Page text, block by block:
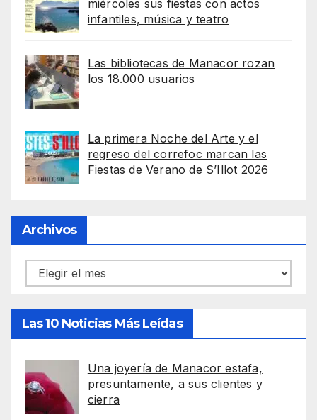
miércoles sus fiestas con actos
infantiles, música y teatro
Las bibliotecas de Manacor rozan
los 18.000 usuarios
La primera Noche del Arte y el
regreso del correfoc marcan las
Fiestas de Verano de S’Illot 2026
Archivos
Archivos
Las 10 Noticias Más Leídas
Una joyería de Manacor estafa,
presuntamente, a sus clientes y
cierra